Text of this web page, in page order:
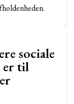
sociale
er til